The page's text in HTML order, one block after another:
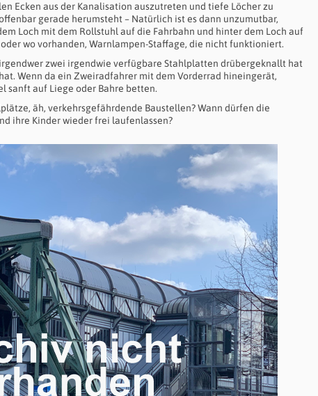
Ecken aus der Kanalisation auszutreten und tiefe Löcher zu
gerade herumsteht – Natürlich ist es dann unzumutbar,
Loch mit dem Rollstuhl auf die Fahrbahn und hinter dem Loch auf
wo vorhanden, Warnlampen-Staffage, die nicht funktioniert.
zwei irgendwie verfügbare Stahlplatten drübergeknallt hat
Wenn da ein Zweiradfahrer mit dem Vorderrad hineingerät,
sanft auf Liege oder Bahre betten.
äh, verkehrsgefährdende Baustellen? Wann dürfen die
ihre Kinder wieder frei laufenlassen?